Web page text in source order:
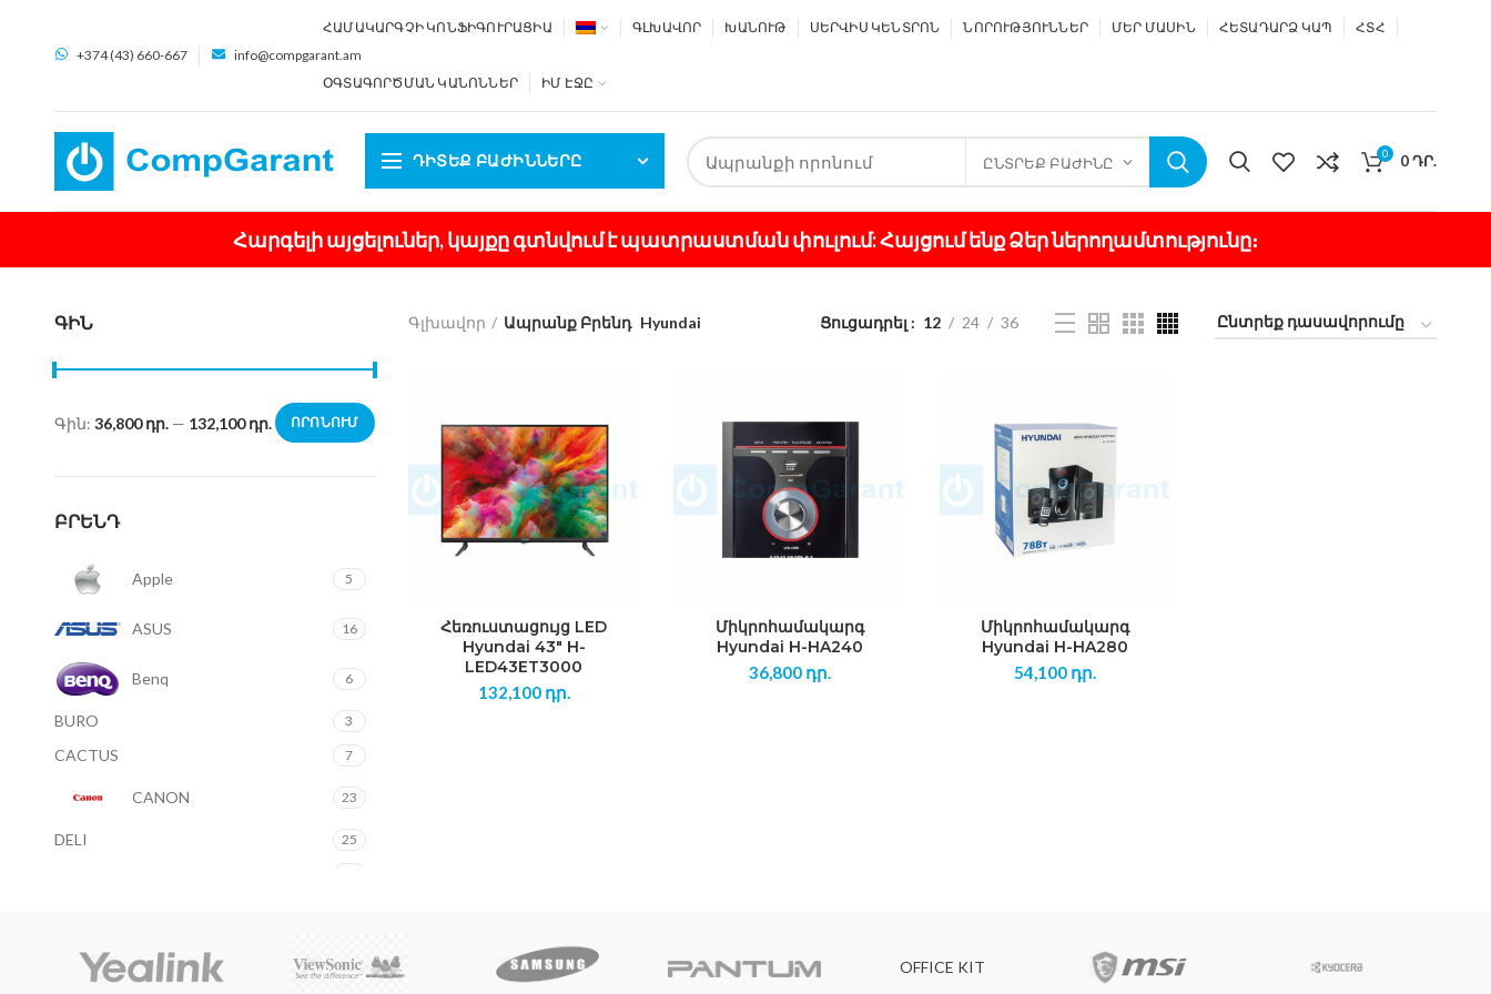
+374 (43) 660-667 info@compgarant.am
ՀԱՄԱԿԱՐԳՉԻ ԿՈՆՖԻԳՈՒՐԱՑԻԱ ԳԼԽԱՎՈՐ ԽԱՆՈՒԹ ՍԵՐՎԻՍ ԿԵՆՏՐՈՆ ՆՈՐՈՒԹՅՈՒՆՆԵՐ ՄԵՐ ՄԱՍԻՆ ՀԵՏԱԴԱՐՁ ԿԱՊ ՀՏՀ
ՕԳՏԱԳՈՐԾՄԱՆ ԿԱՆՈՆՆԵՐ ԻՄ ԷՋԸ
ԴԻՏԵՔ ԲԱԺԻՆՆԵՐԸ ԸՆՏՐԵՔ ԲԱԺԻՆԸ
0 0ԴՐ.
Հարգելի այցելուներ, կայքը գտնվում է պատրաստման փուլում: Հայցում ենք Ձեր ներողամտությունը։
ԳԻՆ
ՈՐՈՆՈՒՄ
Գին: 36,800 դր.— 132,100 դր.
ԲՐԵՆԴ
Apple 5
ASUS 16
Benq 6
BURO 3
CACTUS 7
CANON 23
DELI 25
Gigaset
Գլխավոր Ապրանք Բրենդ Hyundai Ցուցադրել 12 24 36
Հեռուստացույց LED
Hyundai 43″ H-
LED43ET3000
132,100 դր.
Միկրոհամակարգ
Hyundai H-HA240
36,800 դր.
Միկրոհամակարգ
Hyundai H-HA280
54,100 դր.
OFFICE KIT